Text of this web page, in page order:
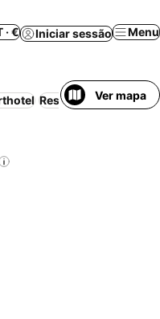
· € Iniciar sessão Menu
Resort Wi-fi Ar
Ver mapa